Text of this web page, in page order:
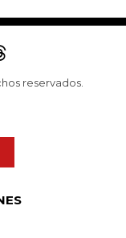
reservados.